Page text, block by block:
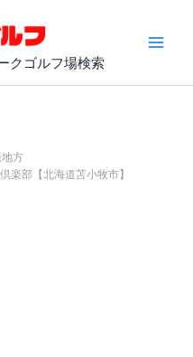
クゴルフ場検索
方
楽部【北海道苫小牧市】